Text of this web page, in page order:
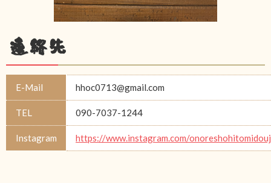
連絡先
E-Mail hhoc0713@gmail.com
TEL 090-7037-1244
Instagram https://www.instagram.com/